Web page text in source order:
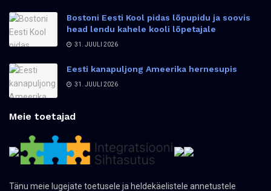
Bostoni Eesti Kool pidas lõpupidu ja soovis
head lendu kahele kooli lõpetajale
31. JUULI 2026
Eesti kanapuljong Ameerika hernesupis
31. JUULI 2026
Meie toetajad
Tänu meie lugejate toetusele ja heldekäelistele annetustele